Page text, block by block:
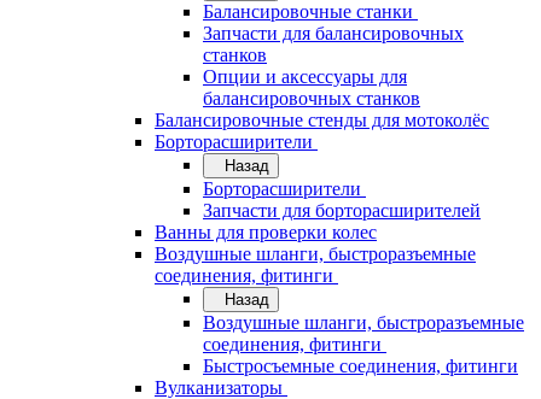
Балансировочные станки
Запчасти для балансировочных
станков
Опции и аксессуары для
балансировочных станков
Балансировочные стенды для мотоколёс
Борторасширители
Назад
Борторасширители
Запчасти для борторасширителей
Ванны для проверки колес
Воздушные шланги, быстроразъемные
соединения, фитинги
Назад
Воздушные шланги, быстроразъемные
соединения, фитинги
Быстросъемные соединения, фитинги
Вулканизаторы